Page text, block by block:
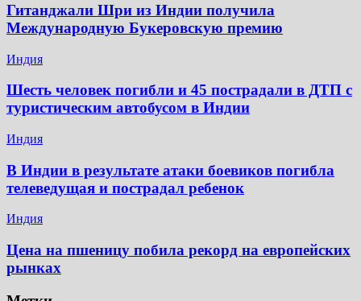
Гитанджали Шри из Индии получила
Международную Букеровскую премию
Индия
Шесть человек погибли и 45 пострадали в ДТП с
туристическим автобусом в Индии
Индия
В Индии в результате атаки боевиков погибла
телеведущая и пострадал ребенок
Индия
Цена на пшеницу побила рекорд на европейских
рынках